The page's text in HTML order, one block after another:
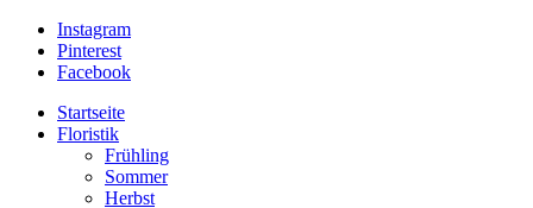
Instagram
Pinterest
Facebook
Startseite
Floristik
Frühling
Sommer
Herbst